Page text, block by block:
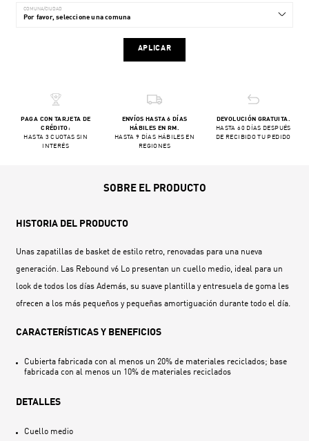
COMUNA/CIUDAD
APLICAR
PAGA CON TARJETA DE
CRÉDITO:
HASTA 3 CUOTAS SIN
INTERÉS
ENVÍOS HASTA 6 DÍAS
HÁBILES EN RM.
HASTA 9 DÍAS HÁBILES EN
REGIONES
DEVOLUCIÓN GRATUITA.
HASTA 60 DÍAS DESPUÉS
DE RECIBIDO TU PEDIDO
SOBRE EL PRODUCTO
HISTORIA DEL PRODUCTO
Unas zapatillas de basket de estilo retro, renovadas para una nueva
generación. Las Rebound v6 Lo presentan un cuello medio, ideal para un
look de todos los días Además, su suave plantilla y entresuela de goma les
ofrecen a los más pequeños y pequeñas amortiguación durante todo el día.
CARACTERÍSTICAS Y BENEFICIOS
Cubierta fabricada con al menos un 20% de materiales reciclados; base
fabricada con al menos un 10% de materiales reciclados
DETALLES
Cuello medio